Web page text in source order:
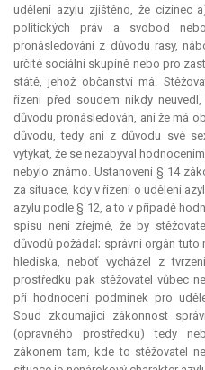
udělení azylu zjištěno, že cizinec
politických práv a svobod
pronásledování z důvodu rasy,
určité sociální skupině nebo pro
státě, jehož občanství má.
řízení před soudem nikdy
důvodu pronásledován, ani že má
důvodu, tedy ani z důvodu své
vytýkat, že se nezabýval
nebylo známo. Ustanovení § 14
za situace, kdy v řízení o udělení
azylu podle § 12, a to v případě
spisu není zřejmé, že by
důvodů požádal; správní orgán
hlediska, neboť vycházel z
prostředku pak stěžovatel vůbec
při hodnocení podmínek pro
Soud zkoumající zákonnost
(opravného prostředku) tedy
zákonem tam, kde to stěžovatel